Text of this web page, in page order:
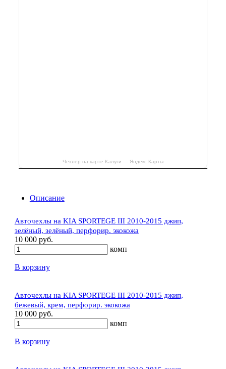
Чехлер на карте Калуги — Яндекс Карты
Описание
Авточехлы на KIA SPORTEGE III 2010-2015 джип,
зелёный, зелёный, перфорир. экокожа
10 000 руб.
комп
В корзину
Авточехлы на KIA SPORTEGE III 2010-2015 джип,
бежевый, крем, перфорир. экокожа
10 000 руб.
комп
В корзину